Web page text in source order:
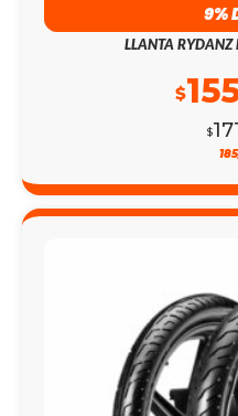
9%
LLANTA
$
$